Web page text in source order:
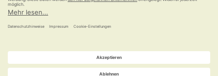
Kauf auf Rechnung
versandkostenfrei